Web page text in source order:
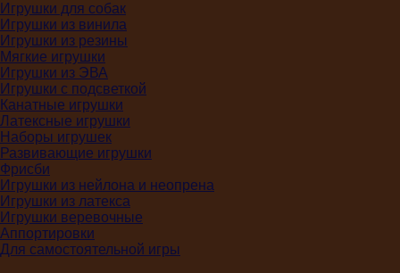
Игрушки для собак
Игрушки из винила
Игрушки из резины
Мягкие игрушки
Игрушки из ЭВА
Игрушки с подсветкой
Канатные игрушки
Латексные игрушки
Наборы игрушек
Развивающие игрушки
Фрисби
Игрушки из нейлона и неопрена
Игрушки из латекса
Игрушки веревочные
Аппортировки
Для самостоятельной игры